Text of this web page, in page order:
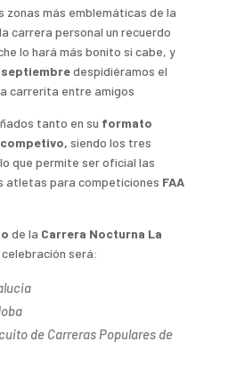
más emblemáticas de la
carrera personal un recuerdo
lo hará más bonito si cabe, y
septiembredespidiéramos el
carrerita entre amigos
tanto en su formato
siendo los tres
que permite ser oficial las
atletas para competiciones FAA
de la Carrera Nocturna La
será:
de Carreras Populares de